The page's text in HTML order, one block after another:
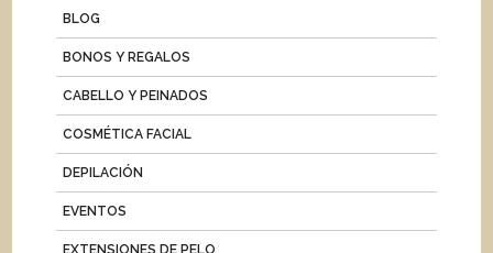
BLOG
BONOS Y REGALOS
CABELLO Y PEINADOS
COSMÉTICA FACIAL
DEPILACIÓN
EVENTOS
EXTENSIONES DE PELO